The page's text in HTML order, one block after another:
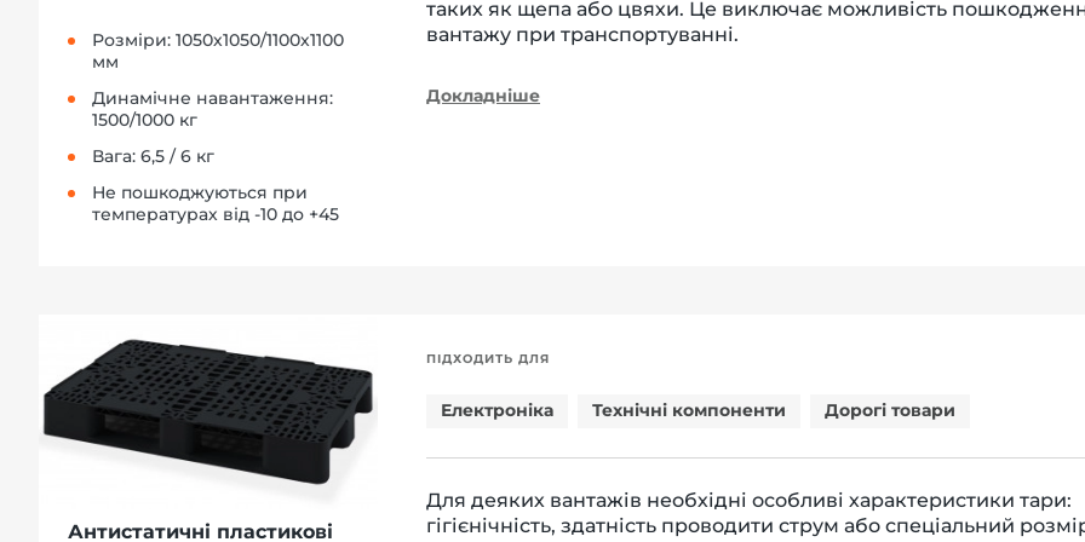
Розміри: 1050х1050/1100х1100
мм
Динамічне навантаження:
1500/1000 кг
Вага: 6,5 / 6 кг
Не пошкоджуються при
температурах від -10 до +45
таких як щепа або цвяхи. Це виключає можливість
вантажу при транспортуванні.
Докладніше
Антистатичні пластикові
ПІДХОДИТЬ ДЛЯ
Електроніка Технічні компоненти Дорогі товари
Для деяких вантажів необхідні особливі характеристики тари:
гігієнічність, здатність проводити струм або спеціальний